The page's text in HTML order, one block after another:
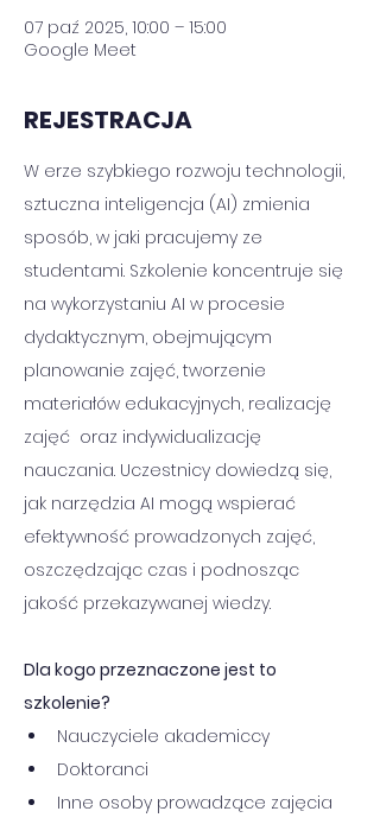
07 paź 2025, 10:00 – 15:00
Google Meet
REJESTRACJA
W erze szybkiego rozwoju technologii,
sztuczna inteligencja (AI) zmienia
sposób, w jaki pracujemy ze
studentami. Szkolenie koncentruje się
na wykorzystaniu AI w procesie
dydaktycznym, obejmującym
planowanie zajęć, tworzenie
materiałów edukacyjnych, realizację
zajęć  oraz indywidualizację
nauczania. Uczestnicy dowiedzą się,
jak narzędzia AI mogą wspierać
efektywność prowadzonych zajęć,
oszczędzając czas i podnosząc
jakość przekazywanej wiedzy.
Dla kogo przeznaczone jest to
szkolenie?
Nauczyciele akademiccy
Doktoranci
Inne osoby prowadzące zajęcia